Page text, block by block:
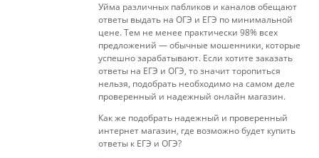
Уйма различных пабликов и каналов обещают
ответы выдать на ОГЭ и ЕГЭ по минимальной
цене. Тем не менее практически 98% всех
предложений — обычные мошенники, которые
успешно зарабатывают. Если хотите заказать
ответы на ЕГЭ и ОГЭ, то значит торопиться
нельзя, подобрать необходимо на самом деле
проверенный и надежный онлайн магазин.
Как же подобрать надежный и проверенный
интернет магазин, где возможно будет купить
ответы к ЕГЭ и ОГЭ?